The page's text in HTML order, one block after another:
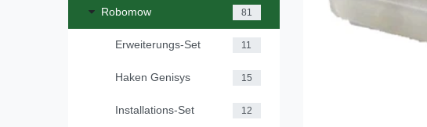
Robomow 81
Erweiterungs-Set 11
Haken Genisys 15
Installations-Set 12